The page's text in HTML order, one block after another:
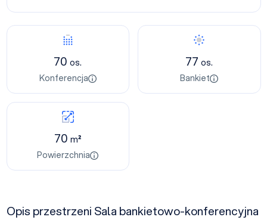
70os.
Konferencja
77os.
Bankiet
70m²
Powierzchnia
Opis przestrzeni Sala bankietowo-konferencyjna